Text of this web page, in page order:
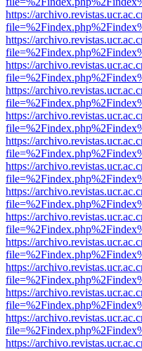
https://
https://
https://
https://
https://
https://
https://
https://
https://
https://
https://
https://
https://
https://